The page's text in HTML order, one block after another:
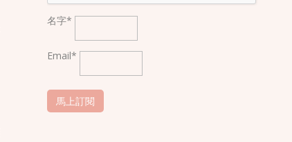
名字*
Email*